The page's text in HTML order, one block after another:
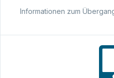
Informationen zum